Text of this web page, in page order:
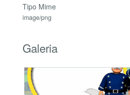
Tipo Mime
image/png
Galeria